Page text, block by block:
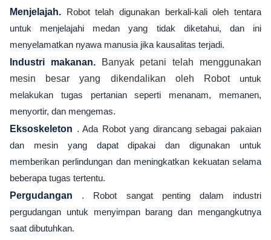
Menjelajah. Robot telah digunakan berkali-kali oleh tentara
untuk menjelajahi medan yang tidak diketahui, dan ini
menyelamatkan nyawa manusia jika kausalitas terjadi.
Industri makanan.
Banyak petani telah menggunakan
mesin besar yang dikendalikan oleh Robotuntuk
melakukan tugas pertanian seperti menanam, memanen,
menyortir, dan mengemas.
Eksoskeleton . Ada Robot yang dirancang sebagai pakaian
dan mesin yang dapat dipakai dan digunakan untuk
memberikan perlindungan dan meningkatkan kekuatan selama
beberapa tugas tertentu.
Pergudangan . Robot sangat penting dalam industri
pergudangan untuk menyimpan barang dan mengangkutnya
saat dibutuhkan.